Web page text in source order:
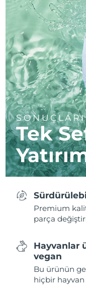
Tek
Premium
parça
Hayvanlar
vegan
Bu ürünün
hiçbir